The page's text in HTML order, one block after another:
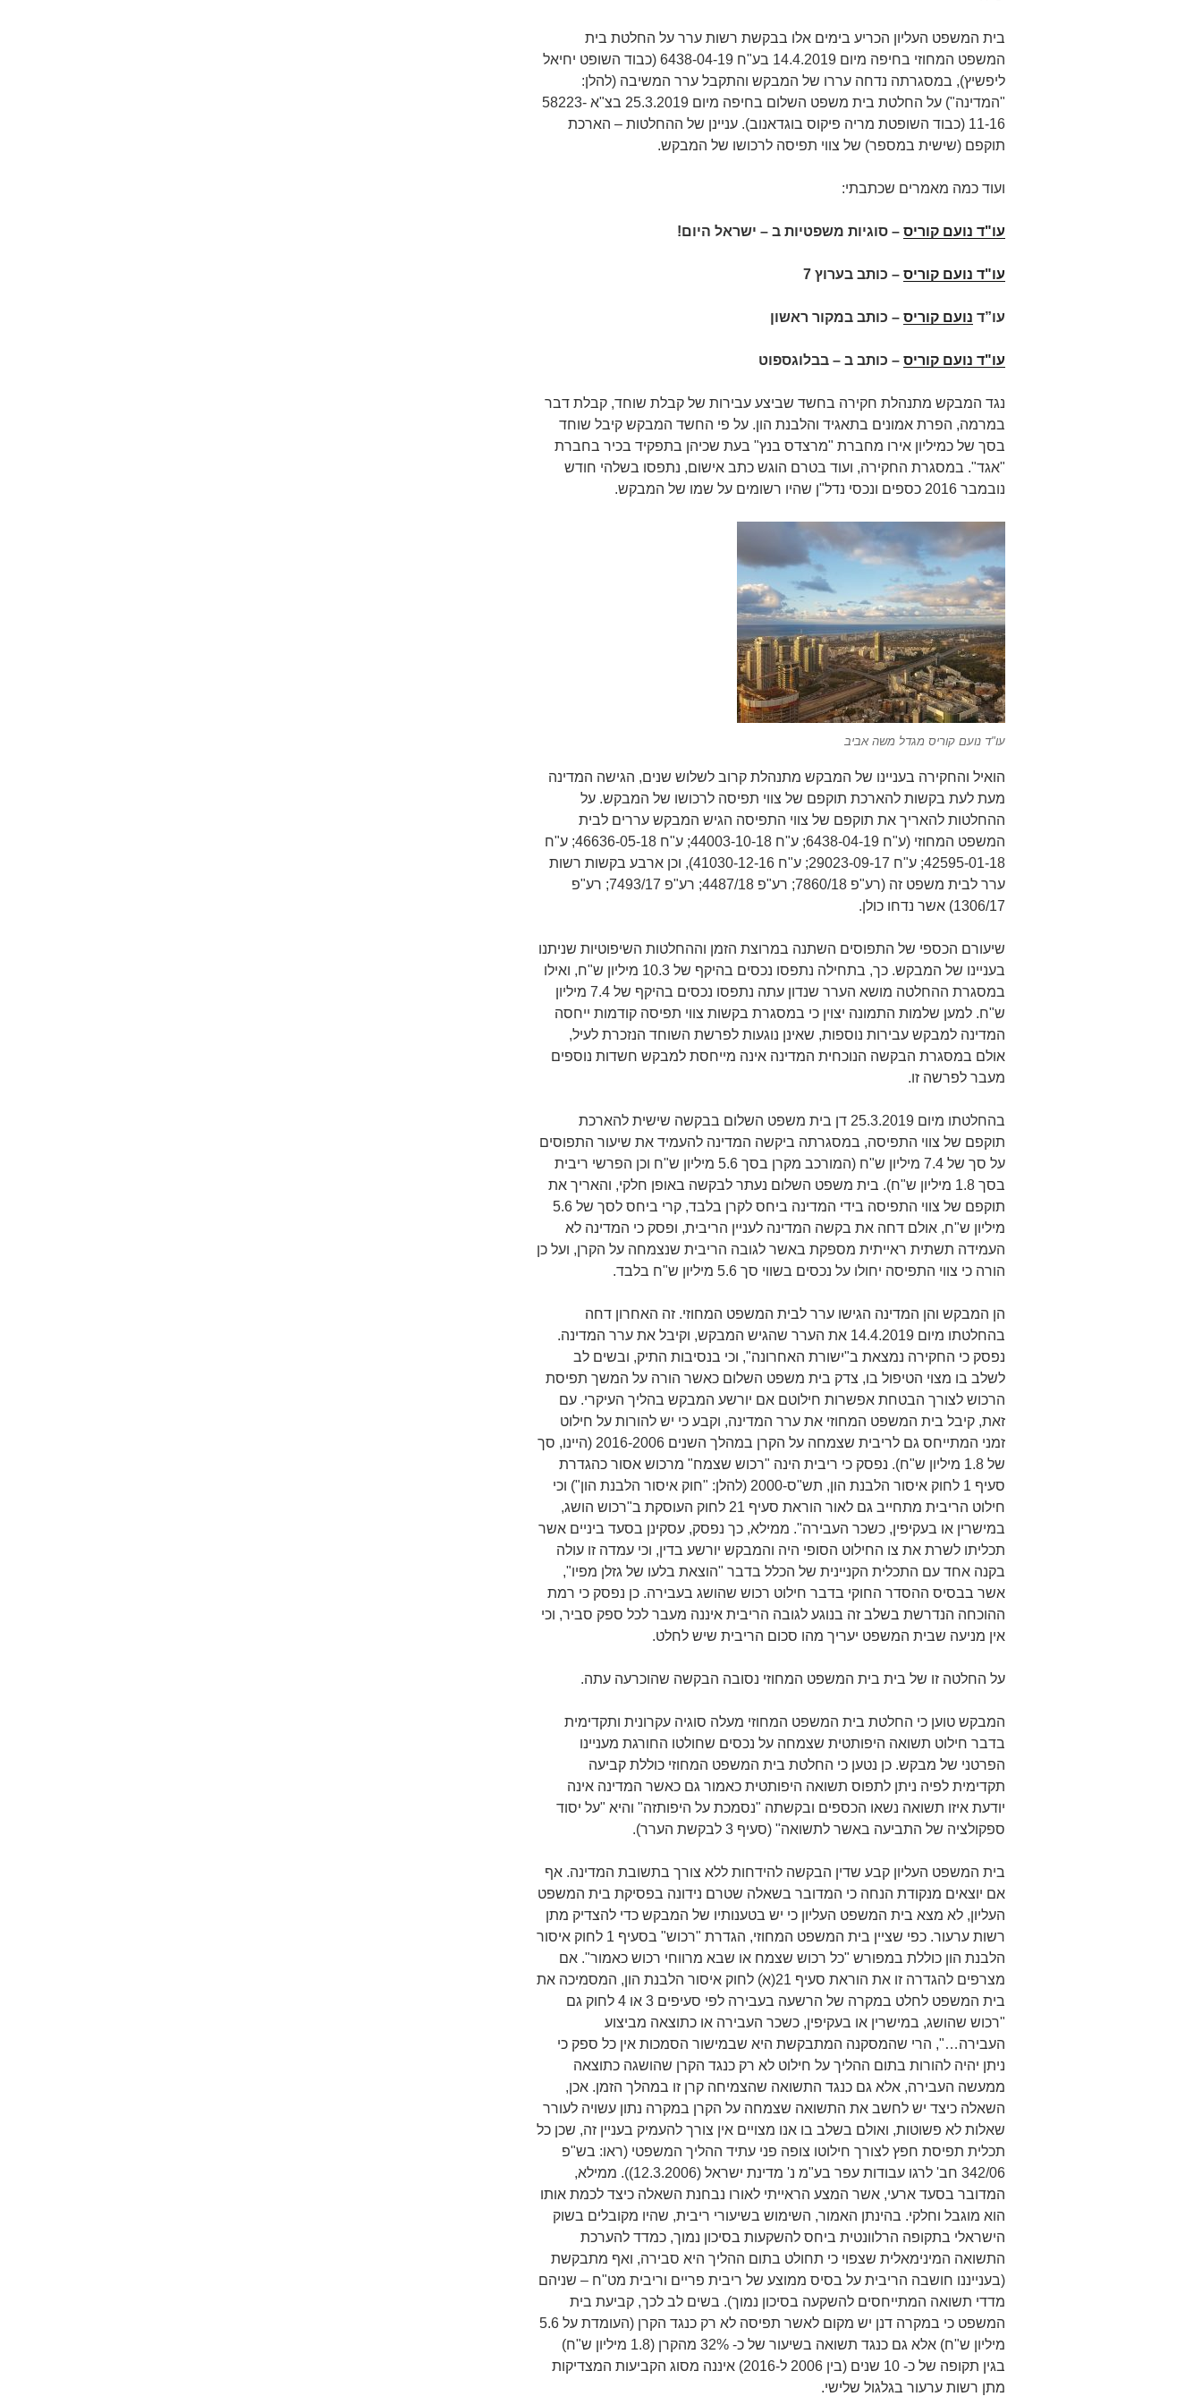
בית המשפט העליון הכריע בימים אלו בבקשת רשות ערר על החלטת בית
המשפט המחוזי בחיפה מיום 14.4.2019 בע"ח 6438-04-19 (כבוד השופט יחיאל
ליפשיץ), במסגרתה נדחה עררו של המבקש והתקבל ערר המשיבה (להלן:
"המדינה") על החלטת בית משפט השלום בחיפה מיום 25.3.2019 בצ"א 58223-
11-16 (כבוד השופטת מריה פיקוס בוגדאנוב). עניינן של ההחלטות – הארכת
תוקפם (שישית במספר) של צווי תפיסה לרכושו של המבקש.
ועוד כמה מאמרים שכתבתי:
עו"ד נועם קוריס – סוגיות משפטיות ב – ישראל היום!
עו"ד נועם קוריס – כותב בערוץ 7
עו”ד נועם קוריס – כותב במקור ראשון
עו"ד נועם קוריס – כותב ב – בבלוגספוט
נגד המבקש מתנהלת חקירה בחשד שביצע עבירות של קבלת שוחד, קבלת דבר
במרמה, הפרת אמונים בתאגיד והלבנת הון. על פי החשד המבקש קיבל שוחד
בסך של כמיליון אירו מחברת "מרצדס בנץ" בעת שכיהן בתפקיד בכיר בחברת
"אגד". במסגרת החקירה, ועוד בטרם הוגש כתב אישום, נתפסו בשלהי חודש
נובמבר 2016 כספים ונכסי נדל"ן שהיו רשומים על שמו של המבקש.
עו"ד נועם קוריס מגדל משה אביב
הואיל והחקירה בעניינו של המבקש מתנהלת קרוב לשלוש שנים, הגישה המדינה
מעת לעת בקשות להארכת תוקפם של צווי תפיסה לרכושו של המבקש. על
ההחלטות להאריך את תוקפם של צווי התפיסה הגיש המבקש עררים לבית
המשפט המחוזי (ע"ח 6438-04-19; ע"ח 44003-10-18; ע"ח 46636-05-18; ע"ח
42595-01-18; ע"ח 29023-09-17; ע"ח 41030-12-16), וכן ארבע בקשות רשות
ערר לבית משפט זה (רע"פ 7860/18; רע"פ 4487/18; רע"פ 7493/17; רע"פ
1306/17) אשר נדחו כולן.
שיעורם הכספי של התפוסים השתנה במרוצת הזמן וההחלטות השיפוטיות שניתנו
בעניינו של המבקש. כך, בתחילה נתפסו נכסים בהיקף של 10.3 מיליון ש"ח, ואילו
במסגרת ההחלטה מושא הערר שנדון עתה נתפסו נכסים בהיקף של 7.4 מיליון
ש"ח. למען שלמות התמונה יצוין כי במסגרת בקשות צווי תפיסה קודמות ייחסה
המדינה למבקש עבירות נוספות, שאינן נוגעות לפרשת השוחד הנזכרת לעיל,
אולם במסגרת הבקשה הנוכחית המדינה אינה מייחסת למבקש חשדות נוספים
מעבר לפרשה זו.
בהחלטתו מיום 25.3.2019 דן בית משפט השלום בבקשה שישית להארכת
תוקפם של צווי התפיסה, במסגרתה ביקשה המדינה להעמיד את שיעור התפוסים
על סך של 7.4 מיליון ש"ח (המורכב מקרן בסך 5.6 מיליון ש"ח וכן הפרשי ריבית
בסך 1.8 מיליון ש"ח). בית משפט השלום נעתר לבקשה באופן חלקי, והאריך את
תוקפם של צווי התפיסה בידי המדינה ביחס לקרן בלבד, קרי ביחס לסך של 5.6
מיליון ש"ח, אולם דחה את בקשה המדינה לעניין הריבית, ופסק כי המדינה לא
העמידה תשתית ראייתית מספקת באשר לגובה הריבית שנצמחה על הקרן, ועל כן
הורה כי צווי התפיסה יחולו על נכסים בשווי סך 5.6 מיליון ש"ח בלבד.
הן המבקש והן המדינה הגישו ערר לבית המשפט המחוזי. זה האחרון דחה
בהחלטתו מיום 14.4.2019 את הערר שהגיש המבקש, וקיבל את ערר המדינה.
נפסק כי החקירה נמצאת ב"ישורת האחרונה", וכי בנסיבות התיק, ובשים לב
לשלב בו מצוי הטיפול בו, צדק בית משפט השלום כאשר הורה על המשך תפיסת
הרכוש לצורך הבטחת אפשרות חילוטם אם יורשע המבקש בהליך העיקרי. עם
זאת, קיבל בית המשפט המחוזי את ערר המדינה, וקבע כי יש להורות על חילוט
זמני המתייחס גם לריבית שצמחה על הקרן במהלך השנים 2016-2006 (היינו, סך
של 1.8 מיליון ש"ח). נפסק כי ריבית הינה "רכוש שצמח" מרכוש אסור כהגדרת
סעיף 1 לחוק איסור הלבנת הון, תש"ס-2000 (להלן: "חוק איסור הלבנת הון") וכי
חילוט הריבית מתחייב גם לאור הוראת סעיף 21 לחוק העוסקת ב"רכוש הושג,
במישרין או בעקיפין, כשכר העבירה". ממילא, כך נפסק, עסקינן בסעד ביניים אשר
תכליתו לשרת את צו החילוט הסופי היה והמבקש יורשע בדין, וכי עמדה זו עולה
בקנה אחד עם התכלית הקניינית של הכלל בדבר "הוצאת בלעו של גזלן מפיו",
אשר בבסיס ההסדר החוקי בדבר חילוט רכוש שהושג בעבירה. כן נפסק כי רמת
ההוכחה הנדרשת בשלב זה בנוגע לגובה הריבית איננה מעבר לכל ספק סביר, וכי
אין מניעה שבית המשפט יעריך מהו סכום הריבית שיש לחלט.
על החלטה זו של בית בית המשפט המחוזי נסובה הבקשה שהוכרעה עתה.
המבקש טוען כי החלטת בית המשפט המחוזי מעלה סוגיה עקרונית ותקדימית
בדבר חילוט תשואה היפותטית שצמחה על נכסים שחולטו החורגת מעניינו
הפרטני של מבקש. כן נטען כי החלטת בית המשפט המחוזי כוללת קביעה
תקדימית לפיה ניתן לתפוס תשואה היפותטית כאמור גם כאשר המדינה אינה
יודעת איזו תשואה נשאו הכספים ובקשתה "נסמכת על היפותזה" והיא "על יסוד
ספקולציה של התביעה באשר לתשואה" (סעיף 3 לבקשת הערר).
בית המשפט העליון קבע שדין הבקשה להידחות ללא צורך בתשובת המדינה. אף
אם יוצאים מנקודת הנחה כי המדובר בשאלה שטרם נידונה בפסיקת בית המשפט
העליון, לא מצא בית המשפט העליון כי יש בטענותיו של המבקש כדי להצדיק מתן
רשות ערעור. כפי שציין בית המשפט המחוזי, הגדרת "רכוש" בסעיף 1 לחוק איסור
הלבנת הון כוללת במפורש "כל רכוש שצמח או שבא מרווחי רכוש כאמור". אם
מצרפים להגדרה זו את הוראת סעיף 21(אׂ) לחוק איסור הלבנת הון, המסמיכה את
בית המשפט לחלט במקרה של הרשעה בעבירה לפי סעיפים 3 או 4 לחוק גם
"רכוש שהושג, במישרין או בעקיפין, כשכר העבירה או כתוצאה מביצוע
העבירה…", הרי שהמסקנה המתבקשת היא שבמישור הסמכות אין כל ספק כי
ניתן יהיה להורות בתום ההליך על חילוט לא רק כנגד הקרן שהושגה כתוצאה
ממעשה העבירה, אלא גם כנגד התשואה שהצמיחה קרן זו במהלך הזמן. אכן,
השאלה כיצד יש לחשב את התשואה שצמחה על הקרן במקרה נתון עשויה לעורר
שאלות לא פשוטות, ואולם בשלב בו אנו מצויים אין צורך להעמיק בעניין זה, שכן כל
תכלית תפיסת חפץ לצורך חילוטו צופה פני עתיד ההליך המשפטי (ראו: בש"פ
342/06 חב' לרגו עבודות עפר בע"מ נ' מדינת ישראל (12.3.2006)). ממילא,
המדובר בסעד ארעי, אשר המצע הראייתי לאורו נבחנת השאלה כיצד לכמת אותו
הוא מוגבל וחלקי. בהינתן האמור, השימוש בשיעורי ריבית, שהיו מקובלים בשוק
הישראלי בתקופה הרלוונטית ביחס להשקעות בסיכון נמוך, כמדד להערכת
התשואה המינימאלית שצפוי כי תחולט בתום ההליך היא סבירה, ואף מתבקשת
(בענייננו חושבה הריבית על בסיס ממוצע של ריבית פריים וריבית מט"ח – שניהם
מדדי תשואה המתייחסים להשקעה בסיכון נמוך). בשים לב לכך, קביעת בית
המשפט כי במקרה דנן יש מקום לאשר תפיסה לא רק כנגד הקרן (העומדת על 5.6
מיליון ש"ח) אלא גם כנגד תשואה בשיעור של כ- 32% מהקרן (1.8 מיליון ש"ח)
בגין תקופה של כ- 10 שנים (בין 2006 ל-2016) איננה מסוג הקביעות המצדיקות
מתן רשות ערעור בגלגול שלישי.